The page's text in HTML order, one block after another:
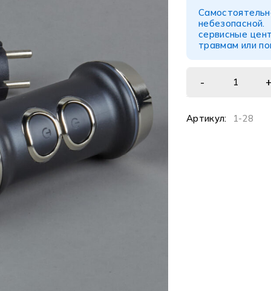
сервисные
травмам или
Артикул: 1-28